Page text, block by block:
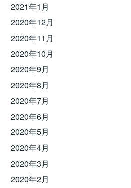
2021年1月
2020年12月
2020年11月
2020年10月
2020年9月
2020年8月
2020年7月
2020年6月
2020年5月
2020年4月
2020年3月
2020年2月